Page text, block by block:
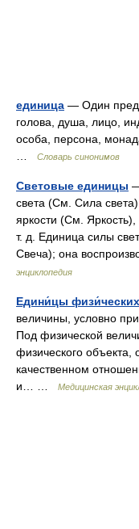
единица — Один
голова, душа, лицо,
особа, персона,
Словарь синонимов
Световые единицы
света (См. Сила
яркости (См. Яркость),
т. д. Единица силы
Свеча); она
энциклопедия
Едини́цы
величины, условно
Под физической
физического
качественном
и… …
Медицинская